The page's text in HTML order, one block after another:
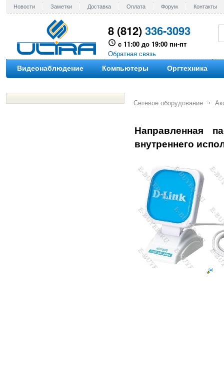
Новости Заметки Доставка Оплата Форум Контакты
8 (812)336-3093
c 11:00 до 19:00 пн-пт
Обратная связь
Видеонаблюдение Компьютеры Оргтехника
Сетевое оборудование
Направленная
внутреннего